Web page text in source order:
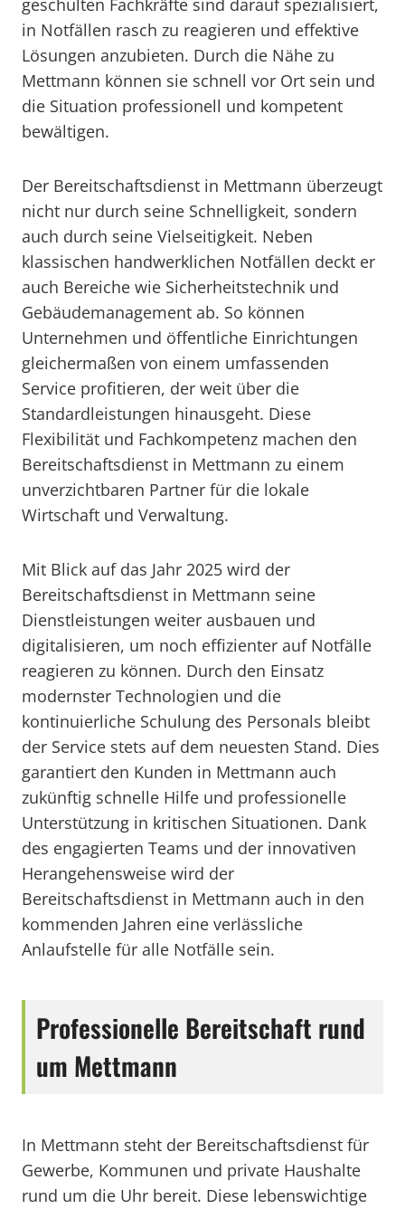
geschulten Fachkräfte sind darauf spezialisiert,
in Notfällen rasch zu reagieren und effektive
Lösungen anzubieten. Durch die Nähe zu
Mettmann können sie schnell vor Ort sein und
die Situation professionell und kompetent
bewältigen.
Der Bereitschaftsdienst in Mettmann überzeugt
nicht nur durch seine Schnelligkeit, sondern
auch durch seine Vielseitigkeit. Neben
klassischen handwerklichen Notfällen deckt er
auch Bereiche wie Sicherheitstechnik und
Gebäudemanagement ab. So können
Unternehmen und öffentliche Einrichtungen
gleichermaßen von einem umfassenden
Service profitieren, der weit über die
Standardleistungen hinausgeht. Diese
Flexibilität und Fachkompetenz machen den
Bereitschaftsdienst in Mettmann zu einem
unverzichtbaren Partner für die lokale
Wirtschaft und Verwaltung.
Mit Blick auf das Jahr 2025 wird der
Bereitschaftsdienst in Mettmann seine
Dienstleistungen weiter ausbauen und
digitalisieren, um noch effizienter auf Notfälle
reagieren zu können. Durch den Einsatz
modernster Technologien und die
kontinuierliche Schulung des Personals bleibt
der Service stets auf dem neuesten Stand. Dies
garantiert den Kunden in Mettmann auch
zukünftig schnelle Hilfe und professionelle
Unterstützung in kritischen Situationen. Dank
des engagierten Teams und der innovativen
Herangehensweise wird der
Bereitschaftsdienst in Mettmann auch in den
kommenden Jahren eine verlässliche
Anlaufstelle für alle Notfälle sein.
Professionelle Bereitschaft rund
um Mettmann
In Mettmann steht der Bereitschaftsdienst für
Gewerbe, Kommunen und private Haushalte
rund um die Uhr bereit. Diese lebenswichtige